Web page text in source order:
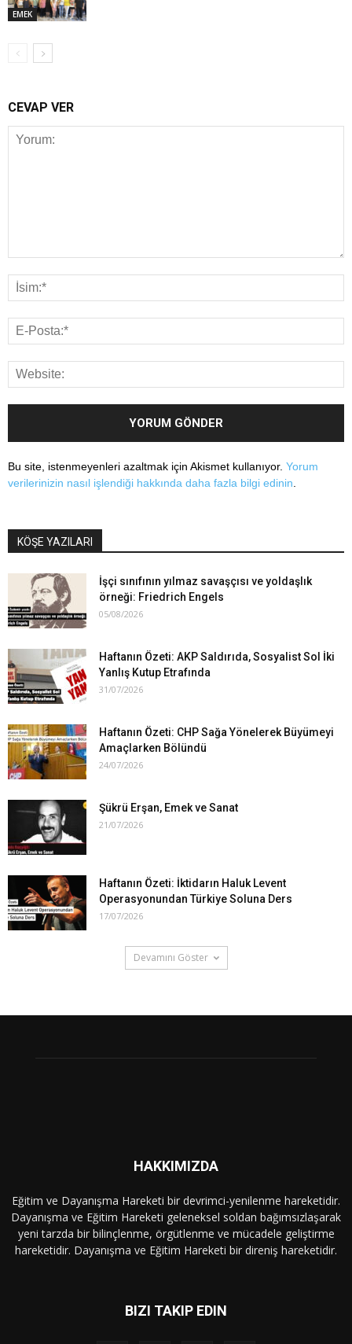
EMEK
CEVAP VER
Bu site, istenmeyenleri azaltmak için Akismet kullanıyor. Yorum
verilerinizin nasıl işlendiği hakkında daha fazla bilgi edinin
KÖŞE YAZILARI
İşçi sınıfının yılmaz savaşçısı ve yoldaşlık
örneği: Friedrich Engels
05/08/2026
Haftanın Özeti: AKP Saldırıda, Sosyalist Sol İki
Yanlış Kutup Etrafında
31/07/2026
Haftanın Özeti: CHP Sağa Yönelerek Büyümeyi
Amaçlarken Bölündü
24/07/2026
Şükrü Erşan, Emek ve Sanat
21/07/2026
Haftanın Özeti: İktidarın Haluk Levent
Operasyonundan Türkiye Soluna Ders
17/07/2026
Devamını Göster
HAKKIMIZDA
Eğitim ve Dayanışma Hareketi bir devrimci-yenilenme hareketidir.
Dayanışma ve Eğitim Hareketi geleneksel soldan bağımsızlaşarak
yeni tarzda bir bilinçlenme, örgütlenme ve mücadele geliştirme
hareketidir. Dayanışma ve Eğitim Hareketi bir direniş hareketidir.
BIZI TAKIP EDIN